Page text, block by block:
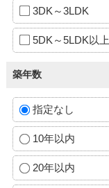
3DK～3LDK
5DK～5LDK以上
築年数
指定なし
10年以内
20年以内